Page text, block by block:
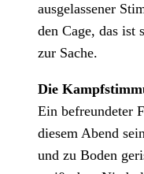
ausgelassener
den Cage, das ist
zur Sache.
Die
Ein befreundeter
diesem Abend
und zu Boden